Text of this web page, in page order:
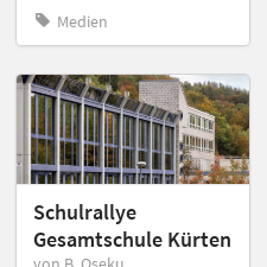
Medien
Schulrallye
Gesamtschule Kürten